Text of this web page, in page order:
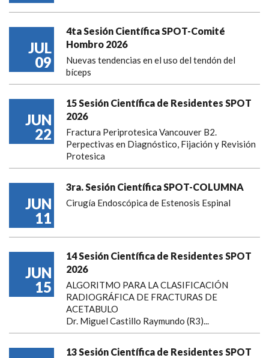
JUL
09
4ta Sesión Científica SPOT-Comité
Hombro 2026
Nuevas tendencias en el uso del tendón del
bíceps
JUN
22
15 Sesión Científica de Residentes SPOT
2026
Fractura Periprotesica Vancouver B2.
Perpectivas en Diagnóstico, Fijación y Revisión
Protesica
JUN
11
3ra. Sesión Científica SPOT-COLUMNA
Cirugía Endoscópica de Estenosis Espinal
JUN
15
14 Sesión Científica de Residentes SPOT
2026
ALGORITMO PARA LA CLASIFICACIÓN
RADIOGRÁFICA DE FRACTURAS DE
ACETABULO
Dr. Miguel Castillo Raymundo (R3)...
13 Sesión Científica de Residentes SPOT